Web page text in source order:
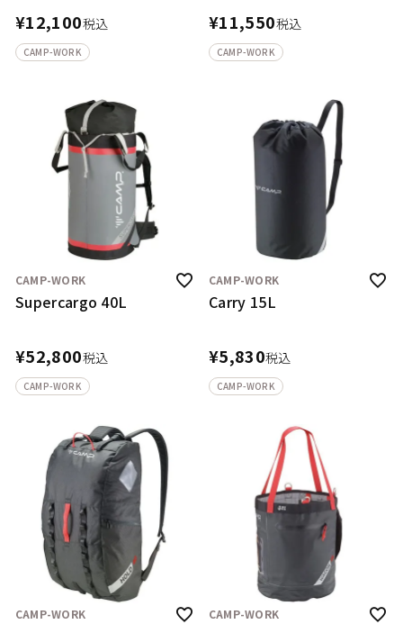
¥12,100税込
CAMP-WORK
¥11,550税込
CAMP-WORK
CAMP-WORK
Supercargo 40L
¥52,800税込
CAMP-WORK
CAMP-WORK
Carry 15L
¥5,830税込
CAMP-WORK
CAMP-WORK CAMP-WORK